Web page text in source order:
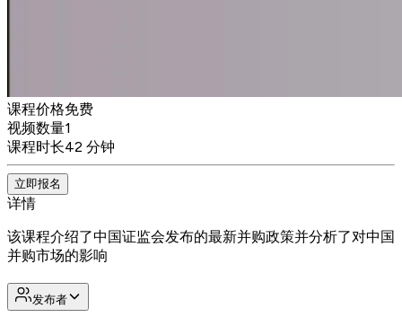
课程价格免费
视频数量1
课程时长42 分钟
立即报名
详情
该课程介绍了中国证监会发布的最新并购政策并分析了对中国
并购市场的影响
发布者